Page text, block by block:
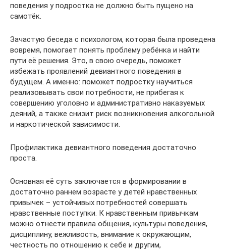
поведения у подростка не должно быть пущено на
самотёк.
Зачастую беседа с психологом, которая была проведена
вовремя, помогает понять проблему ребёнка и найти
пути её решения. Это, в свою очередь, поможет
избежать проявлений девиантного поведения в
будущем. А именно: поможет подростку научиться
реализовывать свои потребности, не прибегая к
совершению уголовно и административно наказуемых
деяний, а также снизит риск возникновения алкогольной
и наркотической зависимости.
Профилактика девиантного поведения достаточно
проста.
Основная её суть заключается в формировании в
достаточно раннем возрасте у детей нравственных
привычек – устойчивых потребностей совершать
нравственные поступки. К нравственным привычкам
можно отнести правила общения, культуры поведения,
дисциплину, вежливость, внимание к окружающим,
честность по отношению к себе и другим,